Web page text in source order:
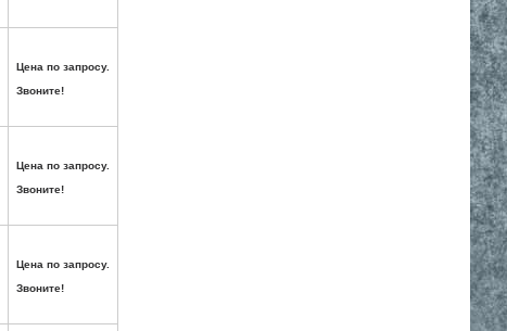
Цена по запросу.
Звоните!
Цена по запросу.
Звоните!
Цена по запросу.
Звоните!